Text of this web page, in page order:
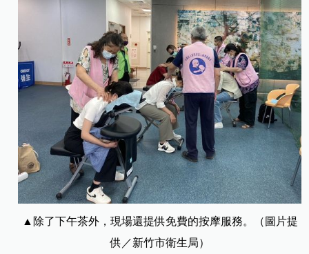
▲除了下午茶外，現場還提供免費的按摩服務。（圖片提
供／新竹市衛生局）